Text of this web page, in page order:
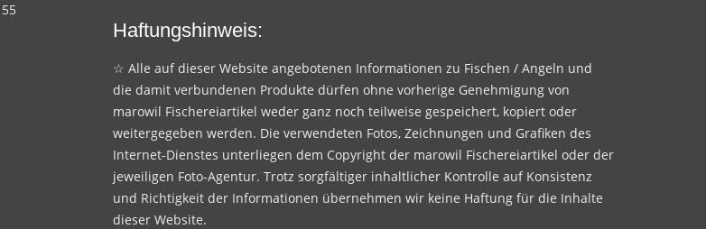
Haftungshinweis:
☆ Alle auf dieser Website angebotenen Informationen zu Fischen / Angeln und
die damit verbundenen Produkte dürfen ohne vorherige Genehmigung von
marowil Fischereiartikel weder ganz noch teilweise gespeichert, kopiert oder
weitergegeben werden. Die verwendeten Fotos, Zeichnungen und Grafiken des
Internet-Dienstes unterliegen dem Copyright der marowil Fischereiartikel oder der
jeweiligen Foto-Agentur. Trotz sorgfältiger inhaltlicher Kontrolle auf Konsistenz
und Richtigkeit der Informationen übernehmen wir keine Haftung für die Inhalte
dieser Website.